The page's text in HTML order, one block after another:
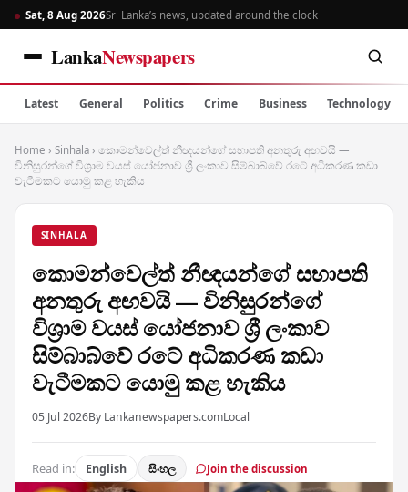
Sat, 8 Aug 2026Sri Lanka’s news, updated around the clock
LankaNewspapers
Latest General Politics Crime Business Technology
Home › Sinhala › කොමන්වෙල්ත් නීඥයන්ගේ සභාපති අනතුරු අඟවයි —
විනිසුරන්ගේ විශ්‍රාම වයස් යෝජනාව ශ්‍රී ලංකාව සිම්බාබ්වේ රටේ අධිකරණ කඩා
වැටීමකට යොමු කළ හැකිය
SINHALA
කොමන්වෙල්ත් නීඥයන්ගේ සභාපති
අනතුරු අඟවයි — විනිසුරන්ගේ
විශ්‍රාම වයස් යෝජනාව ශ්‍රී ලංකාව
සිම්බාබ්වේ රටේ අධිකරණ කඩා
වැටීමකට යොමු කළ හැකිය
05 Jul 2026By Lankanewspapers.comLocal
Read in: English සිංහල Join the discussion